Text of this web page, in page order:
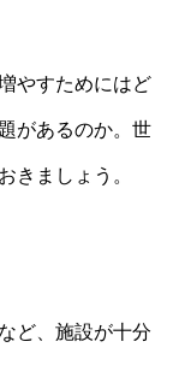
やすためにはど
があるのか。世
きましょう。
ど、施設が十分